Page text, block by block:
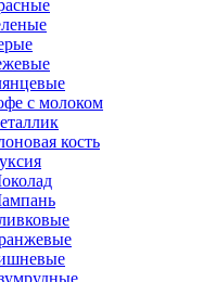
с молоком
кость